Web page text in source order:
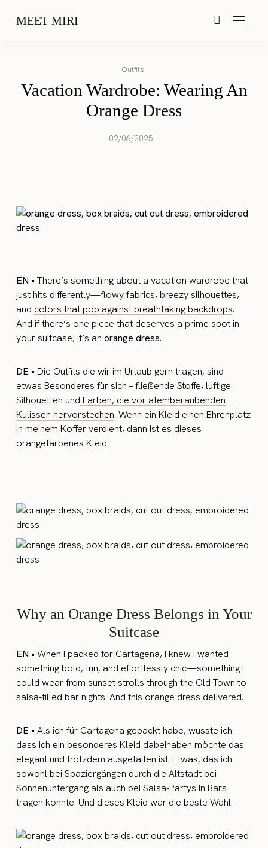
MEET MIRI
Outfits
Vacation Wardrobe: Wearing An
Orange Dress
02/06/2025
EN • There’s something about a vacation wardrobe that
just hits differently—flowy fabrics, breezy silhouettes,
and colors that pop against breathtaking backdrops.
And if there’s one piece that deserves a prime spot in
your suitcase, it’s anorange dress.
DE • Die Outfits die wir im Urlaub gern tragen, sind
etwas Besonderes für sich – fließende Stoffe, luftige
Silhouetten und Farben, die vor atemberaubenden
Kulissen hervorstechen. Wenn ein Kleid einen Ehrenplatz
in meinem Koffer verdient, dann ist es dieses
orangefarbenes Kleid.
Why an Orange Dress Belongs in Your
Suitcase
EN •When I packed for Cartagena, I knew I wanted
something bold, fun, and effortlessly chic—something I
could wear from sunset strolls through the Old Town to
salsa-filled bar nights. And this orange dress delivered.
DE •Als ich für Cartagena gepackt habe, wusste ich
dass ich ein besonderes Kleid dabeihaben möchte das
elegant und trotzdem ausgefallen ist. Etwas, das ich
sowohl bei Spaziergängen durch die Altstadt bei
Sonnenuntergang als auch bei Salsa-Partys in Bars
tragen konnte. Und dieses Kleid war die beste Wahl.